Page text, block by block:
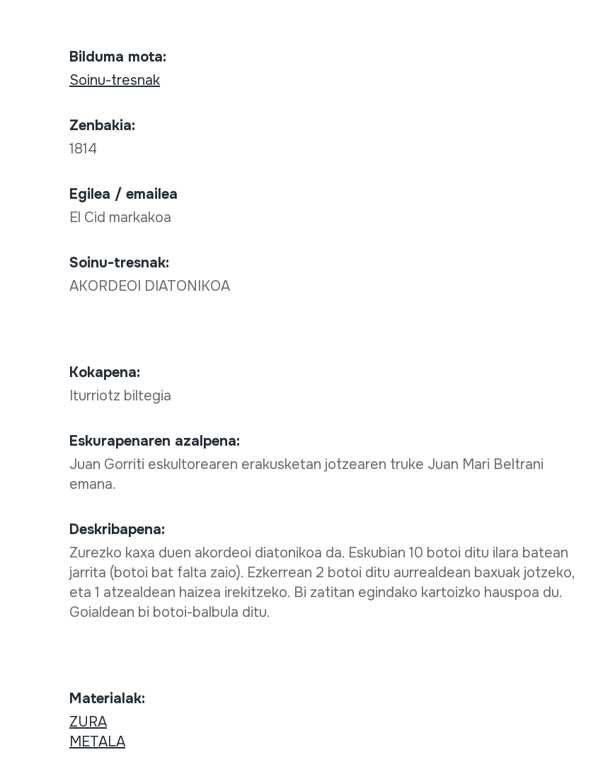
Bilduma mota:
Soinu-tresnak
Zenbakia:
1814
Egilea / emailea
El Cid markakoa
Soinu-tresnak:
AKORDEOI DIATONIKOA
Kokapena:
Iturriotz biltegia
Eskurapenaren azalpena:
Juan Gorriti eskultorearen erakusketan jotzearen truke Juan Mari Beltrani
emana.
Deskribapena:
Zurezko kaxa duen akordeoi diatonikoa da. Eskubian 10 botoi ditu ilara batean
jarrita (botoi bat falta zaio). Ezkerrean 2 botoi ditu aurrealdean baxuak jotzeko,
eta 1 atzealdean haizea irekitzeko. Bi zatitan egindako kartoizko hauspoa du.
Goialdean bi botoi-balbula ditu.
Materialak:
ZURA
METALA